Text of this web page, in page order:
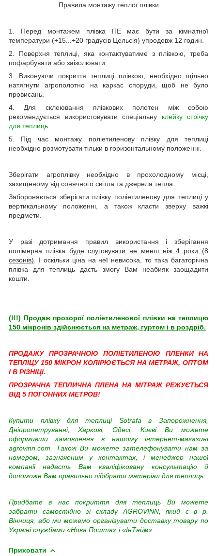
Правила монтажу теплої плівки
1. Перед монтажем плівка ПЕ має бути за кімнатної
температури (+15...+20 градусів Цельсія) упродовж 12 годин.
2. Поверхня теплиці, яка контактуватиме з плівкою, треба
пофарбувати або заізолювати.
3. Виконуючи покриття теплиці плівкою, необхідно щільно
натягнути агрополотно на каркас споруди, щоб не було
провисань.
4. Для склеювання плівкових полотен між собою
рекомендується використовувати спеціальну клейку стрічку
для теплиць
5. Під час монтажу поліетиленову плівку для теплиці
необхідно розмотувати тільки в горизонтальному положенні.
Зберігати агроплівку необхідно в прохолодному місці,
захищеному від сонячного світла та джерела тепла.
Забороняється зберігати плівку поліетиленову для теплиці у
вертикальному положенні, а також класти зверху важкі
предмети.
У разі дотримання правил використання і зберігання
полімерна плівка будеслуговувати не менш ніж 4 роки (8
сезонів) . І оскільки ціна на неї невисока, то така багаторічна
плівка для теплиць дасть змогу Вам неабияк заощадити
кошти.
(!!!) Продаж прозорої поліетиленової плівки на теплицю
150 мікронів здійснюється на метраж, гуртом і в роздріб.
ПРОДАЖУ ПРОЗРАЧНОЮ ПОЛІЕТИЛЕНОЮ ПЛЕНКИ НА
ТЕПЛІЦУ 150 МІКРОН КОЛІРЮЄТЬСЯ НА МЕТРАЖ, ОПТОМ
І В РІЗНІЦІ.
ПРОЗРАЧНА ТЕПЛИЧНА ПЛЕНА НА МІТРАЖ РЕЖУЄТЬСЯ
ВІД 5 ПОГОННИХ МЕТРОВ!
Купити плівку для теплиці Sotrafa в Запорожнення,
Дніпропетруванні, Харкові, Одесі, Києві
Ви можете
оформивши замовлення в нашому інтернет-магазині
agrovinn.com. Також Ви можете зателефонувати нам за
номером, зазначеним у контактах, і менеджер нашої
компанії надасть Вам кваліфіковану консультацію й
допоможе Вам правильно підібрати матеріал для теплиць.
Придбате в нас покриття для теплиць Ви можете
забрати самостійно зі складу AGROVINN, який є в р.
Вінниця, або ми можемо організувати доставку товару по
Україні службами «Нова Пошта» і «ІнТайм».
Приховати